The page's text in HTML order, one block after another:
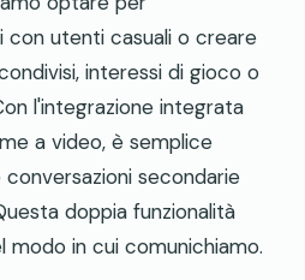
con utenti casuali o creare
interessi di gioco o
l'integrazione integrata
a video, è semplice
secondarie
doppia funzionalità
modo in cui comunichiamo.